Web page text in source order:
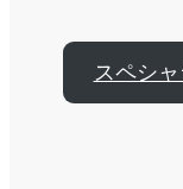
スペシ